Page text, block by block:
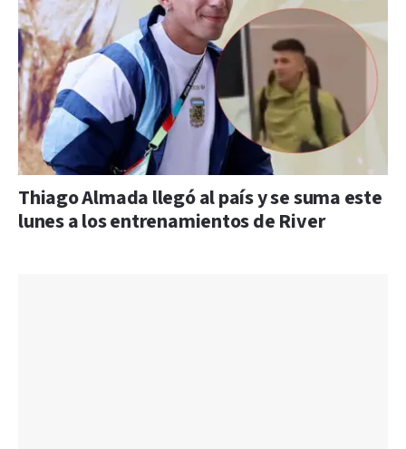
Thiago Almada llegó al país y se suma este
lunes a los entrenamientos de River